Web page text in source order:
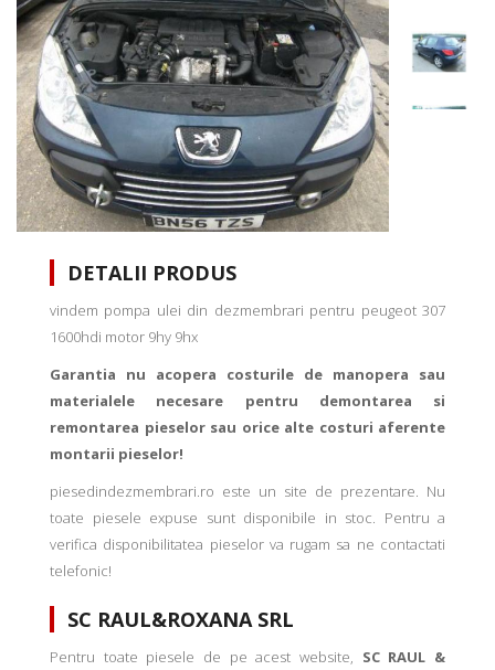
DETALII PRODUS
vindem pompa ulei din dezmembrari pentru peugeot 307
1600hdi motor 9hy 9hx
Garantia nu acopera costurile de manopera sau
materialele necesare pentru demontarea si
remontarea pieselor sau orice alte costuri aferente
montarii pieselor!
piesedindezmembrari.ro este un site de prezentare. Nu
toate piesele expuse sunt disponibile in stoc. Pentru a
verifica disponibilitatea pieselor va rugam sa ne contactati
telefonic!
SC RAUL&ROXANA SRL
Pentru toate piesele de pe acest website, SC RAUL &